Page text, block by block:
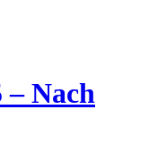
– Nach